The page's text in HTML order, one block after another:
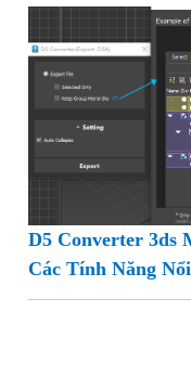
D5 Converter 3ds
Các Tính Năng